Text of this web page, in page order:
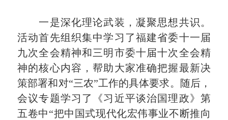
一是深化理论武装，凝聚思想共识。
活动首先组织集中学习了福建省委十一届
九次全会精神和三明市委十届十次全会精
神的核心内容，帮助大家准确把握最新决
策部署和对“三农”工作的具体要求。随后，
会议专题学习了《习近平谈治国理政》第
五卷中“把中国式现代化宏伟事业不断推向